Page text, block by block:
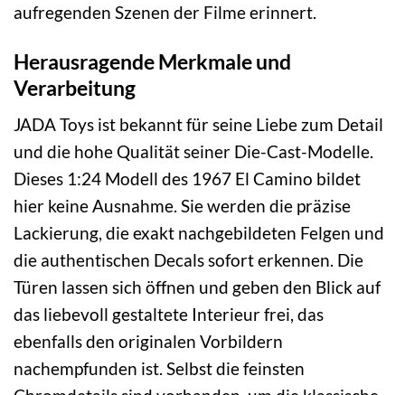
aufregenden Szenen der Filme erinnert.
Herausragende Merkmale und
Verarbeitung
JADA Toys ist bekannt für seine Liebe zum Detail
und die hohe Qualität seiner Die-Cast-Modelle.
Dieses 1:24 Modell des 1967 El Camino bildet
hier keine Ausnahme. Sie werden die präzise
Lackierung, die exakt nachgebildeten Felgen und
die authentischen Decals sofort erkennen. Die
Türen lassen sich öffnen und geben den Blick auf
das liebevoll gestaltete Interieur frei, das
ebenfalls den originalen Vorbildern
nachempfunden ist. Selbst die feinsten